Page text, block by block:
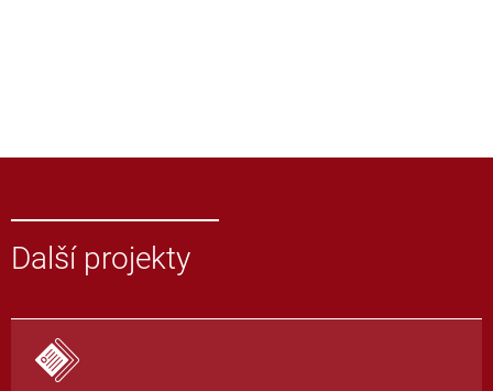
Další projekty